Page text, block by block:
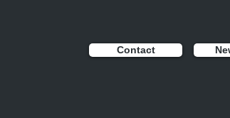
Contact